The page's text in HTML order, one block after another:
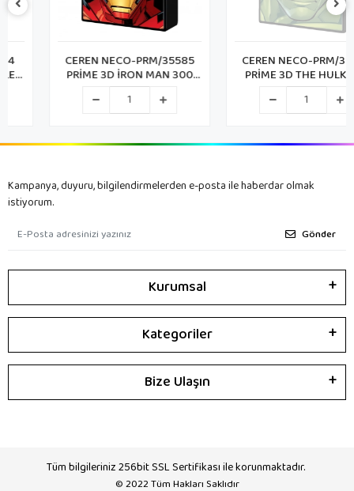
CEREN NECO-PRM/35585
PRİME 3D İRON MAN 300
PARÇA PUZZLE
CEREN NECO-PRM/35583
PRİME 3D THE HULK 300
PARÇA PUZZLE METAL KUTU
Kampanya, duyuru, bilgilendirmelerden e-posta ile haberdar olmak
istiyorum.
Gönder
Kurumsal
Kategoriler
Bize Ulaşın
Tüm bilgileriniz 256bit SSL Sertifikası ile korunmaktadır.
© 2022Tüm Hakları Saklıdır